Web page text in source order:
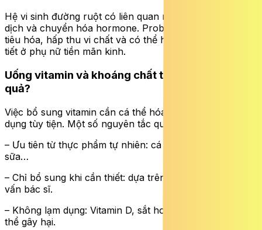
Hệ vi sinh đường ruột có liên quan mật thiết đến miễn
dịch và chuyển hóa hormone. Probiotics giúp cải thiện
tiêu hóa, hấp thu vi chất và có thể hỗ trợ cân bằng nội
tiết ở phụ nữ tiền mãn kinh.
Uống vitamin và khoáng chất thế nào cho hiệu
quả?
Việc bổ sung vitamin cần cá thể hóa, không nên sử
dụng tùy tiện. Một số nguyên tắc quan trọng:
– Ưu tiên từ thực phẩm tự nhiên: cá béo, rau xanh, hạt,
sữa…
– Chỉ bổ sung khi cần thiết: dựa trên xét nghiệm hoặc tư
vấn bác sĩ.
– Không lạm dụng: Vitamin D, sắt hoặc canxi quá liều có
thể gây hại.